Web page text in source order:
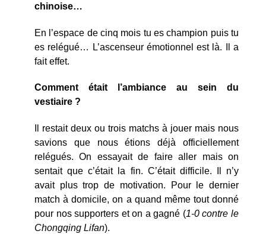
chinoise…
En l’espace de cinq mois tu es champion puis tu
es relégué… L’ascenseur émotionnel est là. Il a
fait effet.
Comment était l’ambiance au sein du
vestiaire ?
Il restait deux ou trois matchs à jouer mais nous
savions que nous étions déjà officiellement
relégués. On essayait de faire aller mais on
sentait que c’était la fin. C’était difficile. Il n’y
avait plus trop de motivation. Pour le dernier
match à domicile, on a quand même tout donné
pour nos supporters et on a gagné (1-0 contre le
Chongqing Lifan).